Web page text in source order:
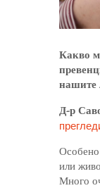
Какво
нашите
Д-р
или
Много